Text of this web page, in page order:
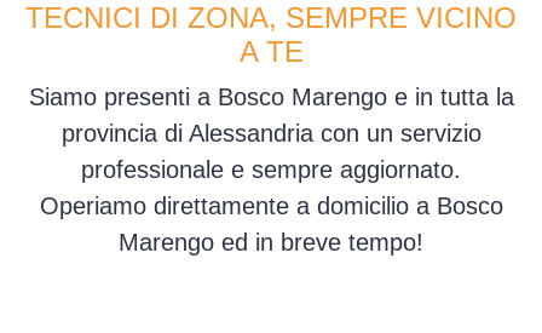
TECNICI DI ZONA, SEMPRE VICINO
A TE
Siamo presenti a Bosco Marengo e in tutta la
provincia di Alessandria con un servizio
professionale e sempre aggiornato.
Operiamo direttamente a domicilio a Bosco
Marengo ed in breve tempo!